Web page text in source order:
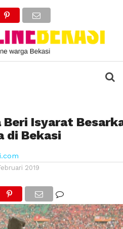
Isyarat
di Bekasi
2019